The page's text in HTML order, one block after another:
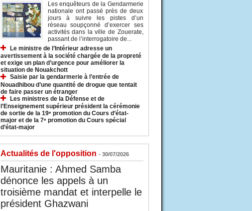
Les enquêteurs de la Gendarmerie
nationale ont passé près de deux
jours à suivre les pistes d’un
réseau soupçonné d’exercer ses
activités dans la ville de Zouerate,
passant de l’interrogatoire de...
Le ministre de l’Intérieur adresse un
avertissement à la société chargée de la propreté
et exige un plan d’urgence pour améliorer la
situation de Nouakchott
Saisie par la gendarmerie à l’entrée de
Nouadhibou d’une quantité de drogue que tentait
de faire passer un étranger
Les ministres de la Défense et de
l’Enseignement supérieur président la cérémonie
de sortie de la 19ᵉ promotion du Cours d’état-
major et de la 7ᵉ promotion du Cours spécial
d’état-major
Actualités de l'opposition - 30/07/2026
Mauritanie : Ahmed Samba
dénonce les appels à un
troisième mandat et interpelle le
président Ghazwani